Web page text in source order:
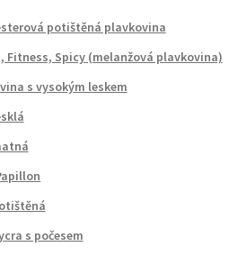
potištěná plavkovina
Fitness, Spicy (melanžová plavkovina)
s vysokým leskem
s počesem